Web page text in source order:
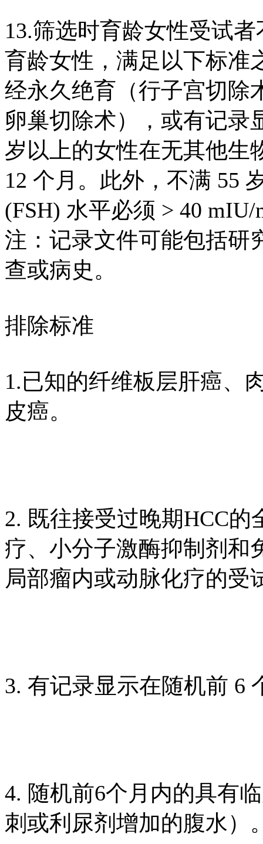
13.筛选时育龄女性受试
育龄女性，满足以下标准
经永久绝育（行子宫切除
卵巢切除术），或有记录
岁以上的女性在无其他生
12 个月。此外，不满 55
(FSH) 水平必须 > 40
注：记录文件可能包括研
查或病史。
排除标准
1.已知的纤维板层肝癌、
皮癌。
2. 既往接受过晚期HCC
疗、小分子激酶抑制剂和
局部瘤内或动脉化疗的受
3. 有记录显示在随机前 6
4. 随机前6个月内的具有
刺或利尿剂增加的腹水）